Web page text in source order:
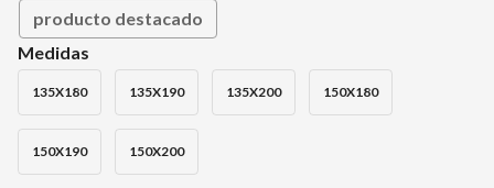
producto destacado
Medidas
135X180 135X190 135X200 150X180
150X190 150X200